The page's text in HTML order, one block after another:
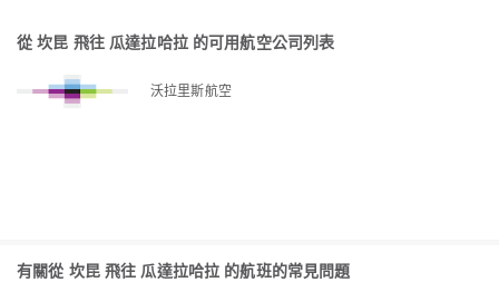
從 坎昆 飛往 瓜達拉哈拉 的可用航空公司列表
沃拉里斯航空
有關從 坎昆 飛往 瓜達拉哈拉 的航班的常見問題